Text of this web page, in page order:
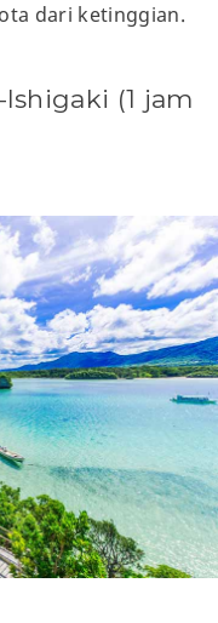
dari ketinggian.
(1 jam